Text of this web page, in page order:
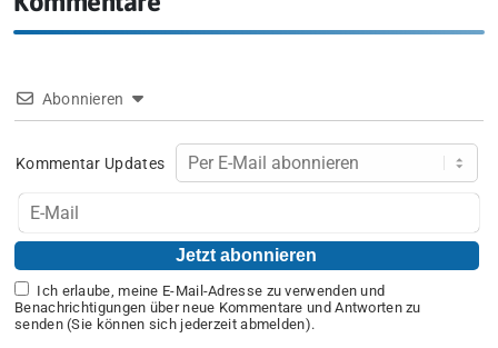
Abonnieren
Kommentar Updates
Ich erlaube, meine E-Mail-Adresse zu verwenden und
Benachrichtigungen über neue Kommentare und Antworten zu
senden (Sie können sich jederzeit abmelden).